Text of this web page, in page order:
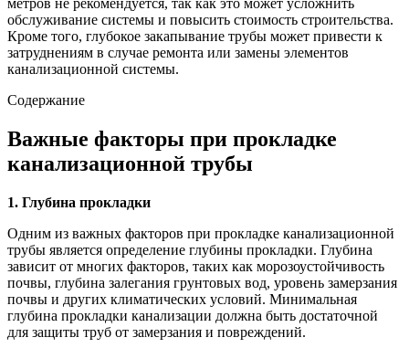
обслуживание системы и повысить стоимость строительства.
Кроме того, глубокое закапывание трубы может привести к
затруднениям в случае ремонта или замены элементов
канализационной системы.
Содержание
Важные факторы при прокладке
канализационной трубы
1. Глубина прокладки
Одним из важных факторов при прокладке канализационной
трубы является определение глубины прокладки. Глубина
зависит от многих факторов, таких как морозоустойчивость
почвы, глубина залегания грунтовых вод, уровень замерзания
почвы и других климатических условий. Минимальная
глубина прокладки канализации должна быть достаточной
для защиты труб от замерзания и повреждений.